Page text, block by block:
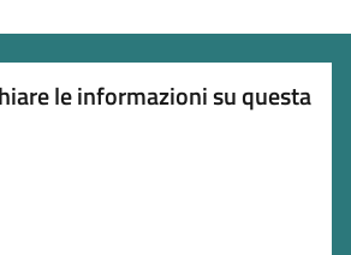
le informazioni su questa